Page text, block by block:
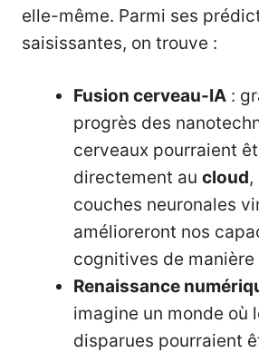
elle-même. Parmi ses
saisissantes, on trouve :
Fusion cerveau-IA :
progrès des
cerveaux pourraient
directement au cloud
couches neuronales
amélioreront nos
cognitives de
Renaissance
imagine un monde où
disparues pourraient